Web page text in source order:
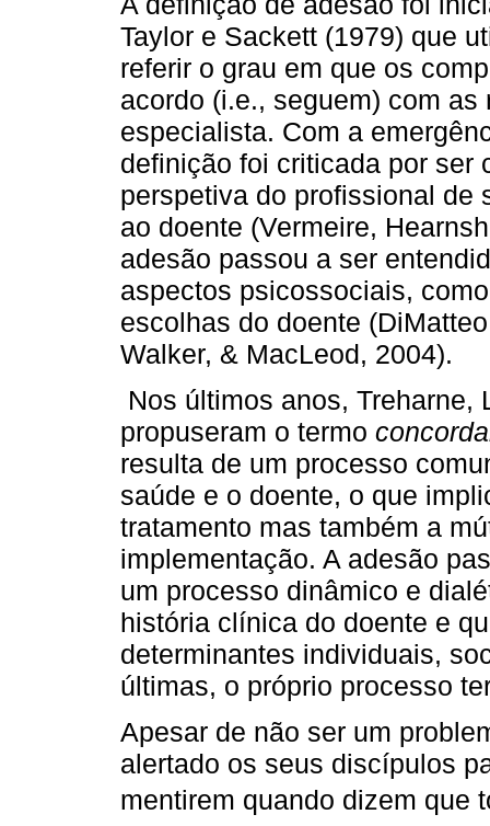
Taylor e Sackett (1979) que
referir o grau em que os
acordo (i.e., seguem) com
especialista. Com a
definição foi criticada por ser
perspetiva do profissional de
ao doente (Vermeire,
adesão passou a ser
aspectos psicossociais,
escolhas do doente
Walker, & MacLeod, 2004).
Nos últimos anos, Treharne,
propuseram o termo
resulta de um processo
saúde e o doente, o que
tratamento mas também a
implementação. A adesão
um processo dinâmico e
história clínica do doente e
determinantes individuais,
últimas, o próprio processo
Apesar de não ser um
alertado os seus discípulos
mentirem quando dizem